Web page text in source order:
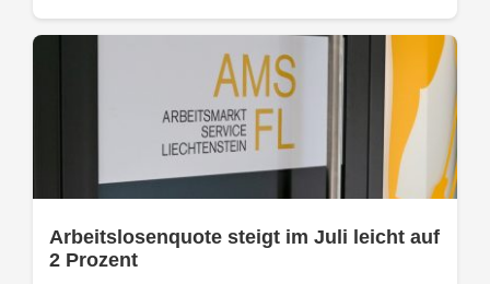
Arbeitslosenquote steigt im Juli leicht auf
2 Prozent